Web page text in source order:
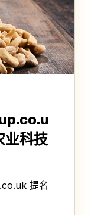
业科技
提名